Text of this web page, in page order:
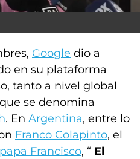
Google dio a
en su plataforma
tanto a nivel global
se denomina
. En Argentina, entre lo
Franco Colapinto, el
papa Francisco, “ El